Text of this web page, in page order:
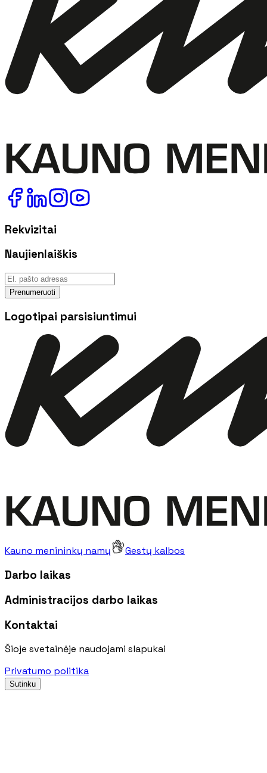
Rekvizitai
Naujienlaiškis
Prenumeruoti
Logotipai parsisiuntimui
Kauno menininkų namų Gestų kalbos
Darbo laikas
Administracijos darbo laikas
Kontaktai
Šioje svetainėje naudojami slapukai
Privatumo politika
Sutinku